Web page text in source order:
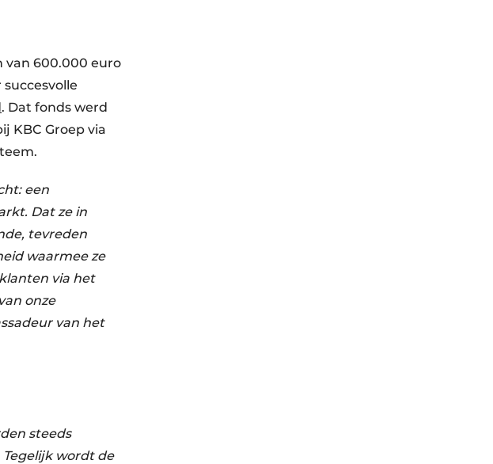
van 600.000 euro
. Dat fonds werd
KBC Groep via
een
Dat ze in
tevreden
waarmee ze
via het
onze
van het
steeds
wordt de